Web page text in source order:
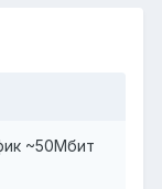
~50Мбит